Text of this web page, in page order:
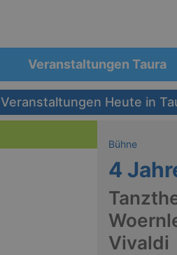
Veranstaltungen Taura
Veranstaltungen Heute in
Bühne
4
Vivaldi